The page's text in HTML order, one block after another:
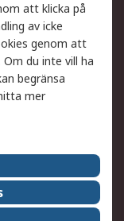
varor
order
med RS-konto
att klicka på
av icke
genom att
du inte vill ha
begränsa
mer